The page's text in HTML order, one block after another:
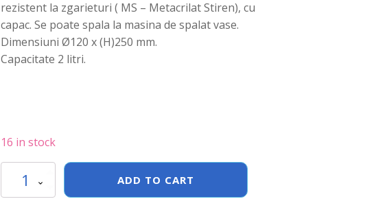
rezistent la zgarieturi ( MS – Metacrilat Stiren), cu
capac. Se poate spala la masina de spalat vase.
Dimensiuni Ø120 x (H)250 mm.
Capacitate 2 litri.
16 in stock
Carafa
Hendi,
ADD TO CART